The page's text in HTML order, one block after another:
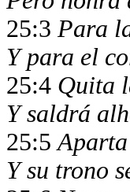
25:3 Para
Y para el
25:4 Quita
Y saldrá
25:5
Y su trono